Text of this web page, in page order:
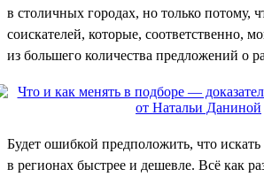
в столичных городах, но только потому,
соискателей, которые, соответственно,
из большего количества предложений о
Будет ошибкой предположить, что
в регионах быстрее и дешевле. Всё как